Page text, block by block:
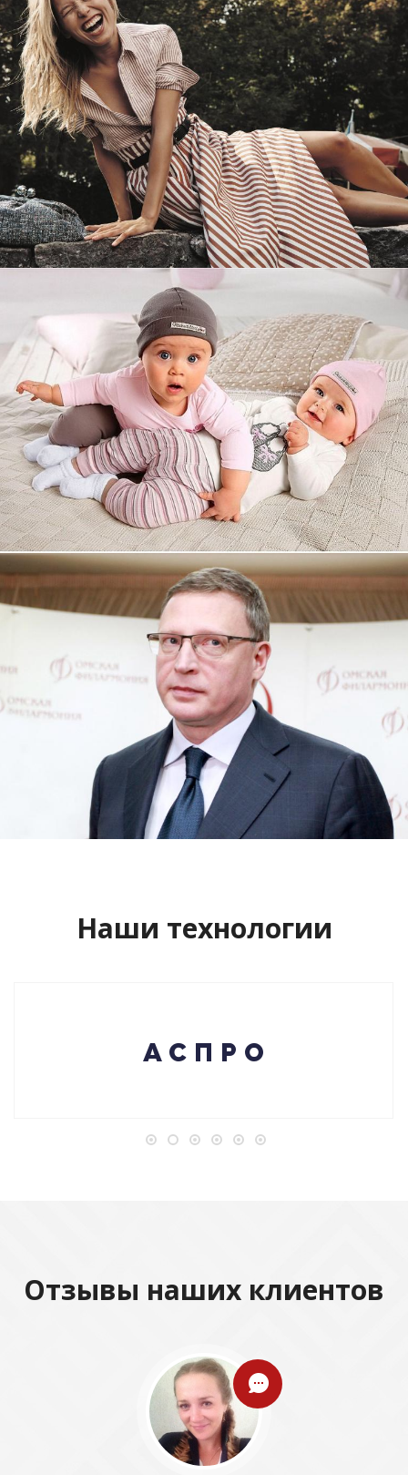
Имиджевый сайт для сети магазинов
Soho Project
Смотреть проект
Увеличили выручку интернет-
магазину topdatop.ru на 25%!
Смотреть проект
Сайт кандидата в губернаторы
Буркова Александра Леонидовича
Смотреть проект
Наши технологии
Отзывы наших клиентов